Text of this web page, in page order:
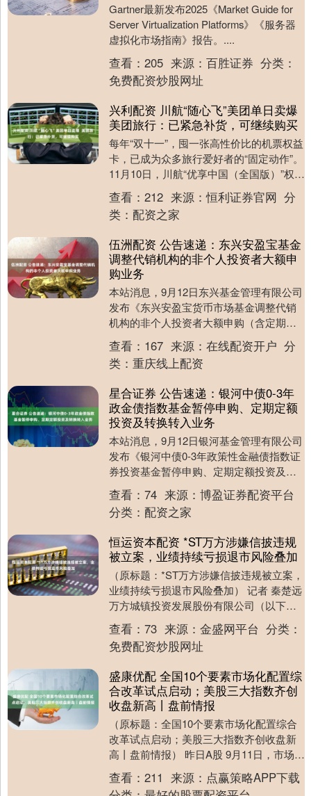
Gartner最新发布2025《Market Guide for
Server Virtualization Platforms》《服务器
虚拟化市场指南》报告。....
查看： 205 来源： 百胜证券 分类：
免费配资炒股网址
兴利配资 川航“随心飞”美团单日卖爆
美团旅行：已紧急补货，可继续购买
每年“双十一”，囤一张高性价比的机票权益
卡，已成为众多旅行爱好者的“固定动作”。
11月10日，川航“优享中国（全国版）”权益
卡在美团旅行限量返场，开售24小时内....
查看： 212 来源：恒利证券官网 分
类： 配资之家
伍洲配资 公告速递：东兴安盈宝基金
调整代销机构的非个人投资者大额申
购业务
本站消息，9月12日东兴基金管理有限公司
发布《东兴安盈宝货币市场基金调整代销
机构的非个人投资者大额申购（含定期定
额投资及转换转入）业务的公告》。公告
中提示，为保....
查看： 167 来源： 在线配资开户 分
类： 重庆线上配资
星合证券 公告速递：银河中债0-3年
政金债指数基金暂停申购、定期定额
投资及转换转入业务
本站消息，9月12日银河基金管理有限公司
发布《银河中债0-3年政策性金融债指数证
券投资基金暂停申购、定期定额投资及转
换转入业务的公告》。公告中提示，为维
护现有基....
查看： 74 来源： 博盈证券配资平台
分类： 配资之家
恒运资本配资 *ST万方涉嫌信披违规
被立案，业绩持续亏损退市风险叠加
（原标题：*ST万方涉嫌信披违规被立案，
业绩持续亏损退市风险叠加） 记者 秦楚远
万方城镇投资发展股份有限公司（以下简
称“*ST万方”，000638）于2025....
查看： 73 来源： 金盛网平台 分类：
免费配资炒股网址
盛康优配 全国10个要素市场化配置综
合改革试点启动；美股三大指数齐创
收盘新高丨盘前情报
（原标题：全国10个要素市场化配置综合
改革试点启动；美股三大指数齐创收盘新
高丨盘前情报） 昨日A股 9月11日，市场全
天持续走强，三大指数强势反弹，创业板
指和深....
查看： 211 来源： 点赢策略APP下载